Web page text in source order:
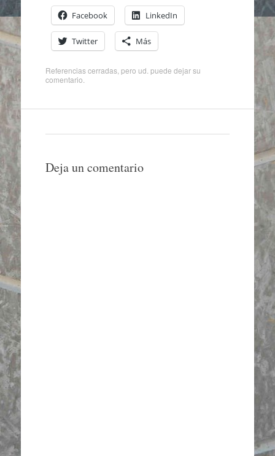
Facebook LinkedIn
Twitter Más
Referencias cerradas, pero ud. puede dejar su
comentario
Deja un comentario